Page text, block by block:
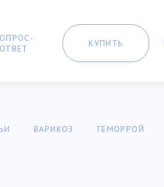
ОТВЕТ
КУПИТЬ
ВАРИКОЗ ГЕМОРРОЙ